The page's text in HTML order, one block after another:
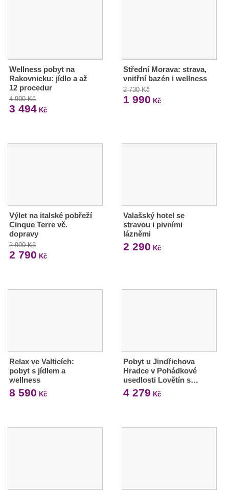
Wellness pobyt na
Rakovnicku: jídlo a až
12 procedur
4 990 Kč
3 494 Kč
Střední Morava: strava,
vnitřní bazén i wellness
2 730 Kč
1 990 Kč
Výlet na italské pobřeží
Cinque Terre vč.
dopravy
2 990 Kč
2 790 Kč
Valašský hotel se
stravou i pivními
lázněmi
2 290 Kč
Relax ve Valticích:
pobyt s jídlem a
wellness
8 590 Kč
Pobyt u Jindřichova
Hradce v Pohádkové
usedlosti Lovětín s…
4 279 Kč